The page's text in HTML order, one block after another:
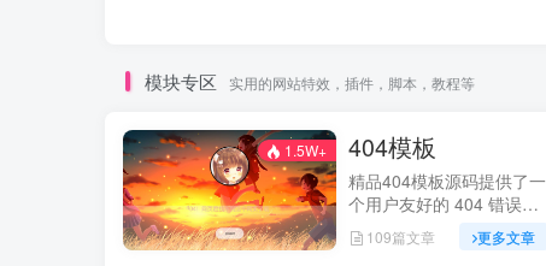
模块专区 实用的网站特效，插件，脚本，教程等
1.5W+ 404模板
精品404模板源码提供了一
个用户友好的 404 错误页
面。109篇文章 更多文章